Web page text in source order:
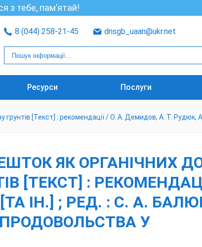
з тебе, пам’ятай!
8 (044) 258-21-45 dnsgb_uaan@ukr.net
Ресурси Послуги
[Текст] : рекомендації / О. А. Демидов, А. Т. Рудюк,
ЯК ОРГАНІЧНИХ
[ТЕКСТ] :
ІН.] ; РЕД. : С. А.
У